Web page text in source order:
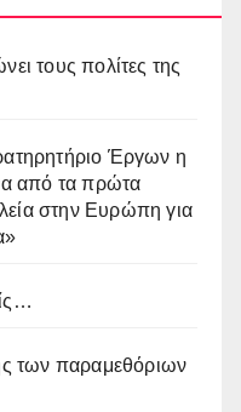
τους πολίτες της
Έργων η
από τα πρώτα
στην Ευρώπη για
των παραμεθόριων